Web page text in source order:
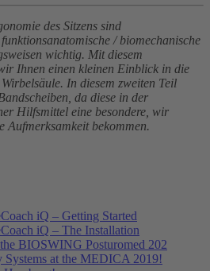
des Sitzens sind
/ biomechanische
wichtig. Mit diesem
Ihnen einen kleinen Einblick in die
In diesem zweiten Teil
da diese in der
Hilfsmittel eine besondere, wir
Aufmerksamkeit bekommen.
iQ – Getting Started
iQ – The Installation
BIOSWING Posturomed 202
at the MEDICA 2019!